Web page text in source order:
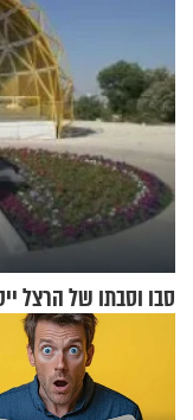
סבו וסבתו של הרצל